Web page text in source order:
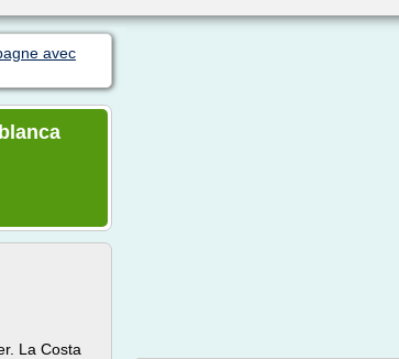
avec
La Costa